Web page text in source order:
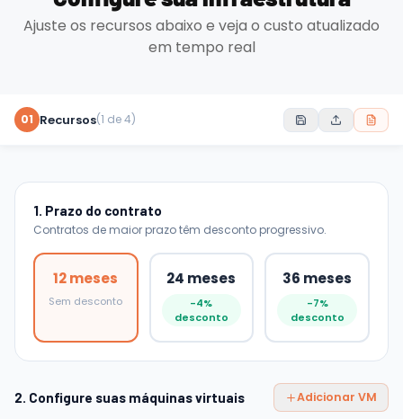
Ajuste os recursos abaixo e veja o custo atualizado
em tempo real